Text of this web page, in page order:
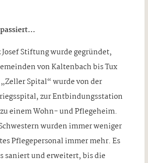
Josef Stiftung wurde gegründet,
von Kaltenbach bis Tux
Spital“ wurde von der
zur Entbindungsstation
einem Wohn- und Pflegeheim.
wurden immer weniger
Pflegepersonal immer mehr. Es
saniert und erweitert, bis die